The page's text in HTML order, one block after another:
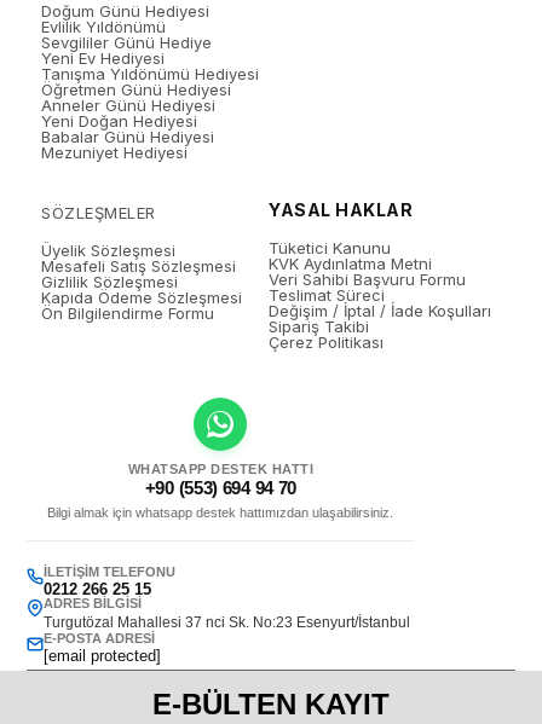
Doğum Günü Hediyesi
Evlilik Yıldönümü
Sevgililer Günü Hediye
Yeni Ev Hediyesi
Tanışma Yıldönümü Hediyesi
Öğretmen Günü Hediyesi
Anneler Günü Hediyesi
Yeni Doğan Hediyesi
Babalar Günü Hediyesi
Mezuniyet Hediyesi
SÖZLEŞMELER
Üyelik Sözleşmesi
Mesafeli Satış Sözleşmesi
Gizlilik Sözleşmesi
Kapıda Ödeme Sözleşmesi
Ön Bilgilendirme Formu
YASAL HAKLAR
Tüketici Kanunu
KVK Aydınlatma Metni
Veri Sahibi Başvuru Formu
Teslimat Süreci
Değişim / İptal / İade Koşulları
Sipariş Takibi
Çerez Politikası
WHATSAPP DESTEK HATTI
+90 (553) 694 94 70
Bilgi almak için whatsapp destek hattımızdan ulaşabilirsiniz.
İLETIŞIM TELEFONU
0212 266 25 15
ADRES BILGISI
Turgutözal Mahallesi 37 nci Sk. No:23 Esenyurt/İstanbul
E-POSTA ADRESI
[email protected]
E-BÜLTEN KAYIT